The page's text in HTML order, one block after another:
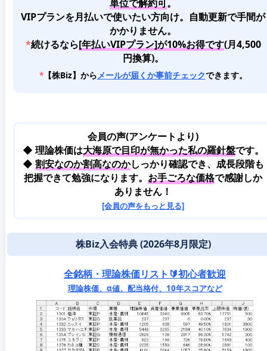
単位で解約可 。
VIPプランを月払いで使いたい方向け。自動更新で手間が
かかりません。
*続けるなら[年払いVIPプラン]が10%お得です(月4,500
円換算)。
*【株Biz】からメールが届くか事前チェックできます。
会員の声(アンケートより)
◆ 理論株価は大海原で目印が無かった私の羅針盤です。
◆ 割安なのか割高なのかしっかり確認でき、成長段階も
把握できて勉強になります。 お手ごろな価格で感謝しか
ありません！
[会員の声をもっと見る]
株Biz入会特典 (2026年8月限定)
全銘柄・理論株価リスト🔰初心者歓迎
理論株価、α値、配当格付、10年スコアなど